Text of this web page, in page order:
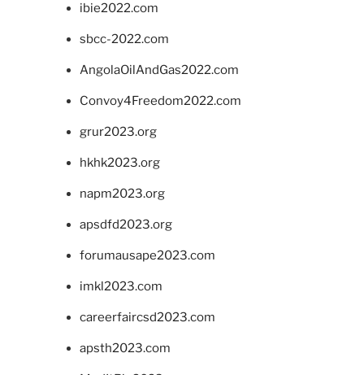
ibie2022.com
sbcc-2022.com
AngolaOilAndGas2022.com
Convoy4Freedom2022.com
grur2023.org
hkhk2023.org
napm2023.org
apsdfd2023.org
forumausape2023.com
imkl2023.com
careerfaircsd2023.com
apsth2023.com